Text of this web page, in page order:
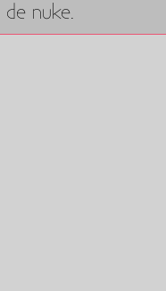
de nuke.